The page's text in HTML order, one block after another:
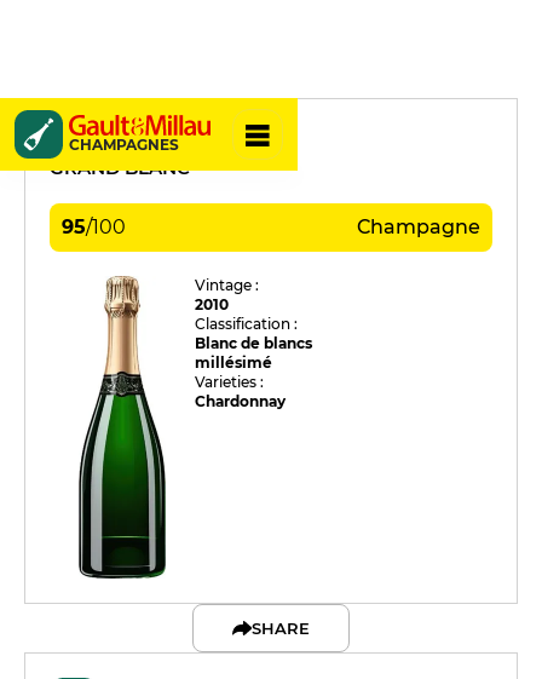
CHAMPAGNES
Philipponnat
GRAND BLANC
95/100 Champagne
Vintage :
2010
Classification :
Blanc de blancs
millésimé
Varieties :
Chardonnay
SHARE